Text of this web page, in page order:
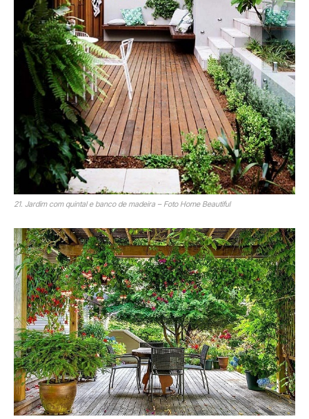
21. Jardim com quintal e banco de madeira – Foto Home Beautiful